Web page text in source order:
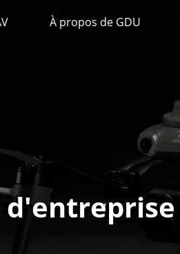
À propos de GDU